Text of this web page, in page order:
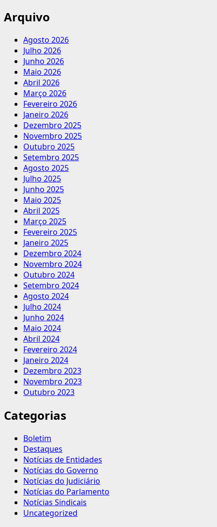
Arquivo
Agosto 2026
Julho 2026
Junho 2026
Maio 2026
Abril 2026
Março 2026
Fevereiro 2026
Janeiro 2026
Dezembro 2025
Novembro 2025
Outubro 2025
Setembro 2025
Agosto 2025
Julho 2025
Junho 2025
Maio 2025
Abril 2025
Março 2025
Fevereiro 2025
Janeiro 2025
Dezembro 2024
Novembro 2024
Outubro 2024
Setembro 2024
Agosto 2024
Julho 2024
Junho 2024
Maio 2024
Abril 2024
Fevereiro 2024
Janeiro 2024
Dezembro 2023
Novembro 2023
Outubro 2023
Categorias
Boletim
Destaques
Notícias de Entidades
Notícias do Governo
Notícias do Judiciário
Notícias do Parlamento
Notícias Sindicais
Uncategorized